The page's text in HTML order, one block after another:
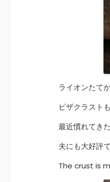
ライオンたて
ピザクラスト
最近慣れてき
夫にも大好評で
The crust is